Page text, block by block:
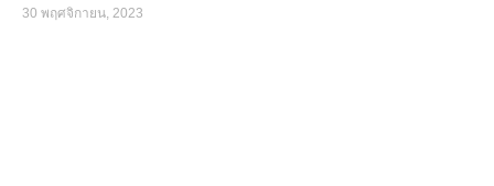
30 พฤศจิกายน, 2023